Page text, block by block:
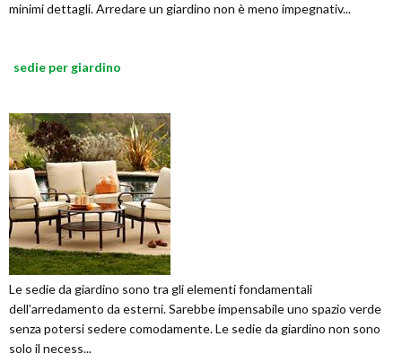
minimi dettagli. Arredare un giardino non è meno impegnativ...
sedie per giardino
Le sedie da giardino sono tra gli elementi fondamentali
dell’arredamento da esterni. Sarebbe impensabile uno spazio verde
senza potersi sedere comodamente. Le sedie da giardino non sono
solo il necess...